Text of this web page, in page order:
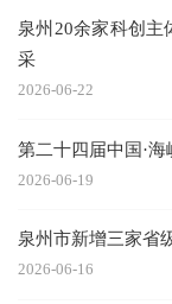
泉州20余家科创主
采
2026-06-22
第二十四届中国·
2026-06-19
泉州市新增三家省
2026-06-16